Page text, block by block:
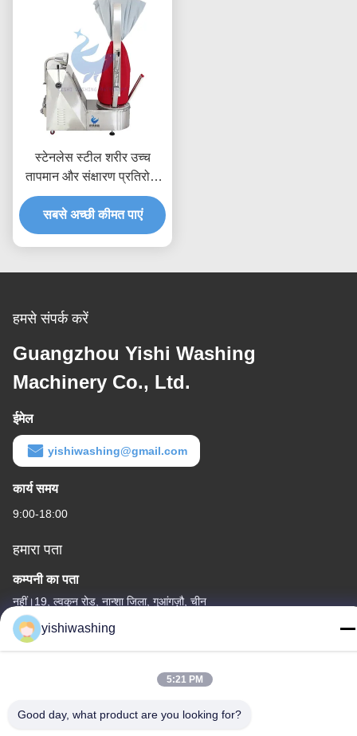
स्टेनलेस स्टील शरीर उच्च
तापमान और संक्षारण प्रतिरोधी
शर्ट फिनिशर
सबसे अच्छी कीमत पाएं
हमसे संपर्क करें
Guangzhou Yishi Washing
Machinery Co., Ltd.
ईमेल
yishiwashing@gmail.com
कार्य समय
9:00-18:00
हमारा पता
कम्पनी का पता
नहीं।19, ल्वकुन रोड, नान्शा जिला, गुआंगज़ौ, चीन
कारखाने का पता
नहीं।19, ल्वकुन रोड, नान्शा जिला, गुआंगज़ौ, चीन
yishiwashing
5:21 PM
Good day, what product are you looking for?